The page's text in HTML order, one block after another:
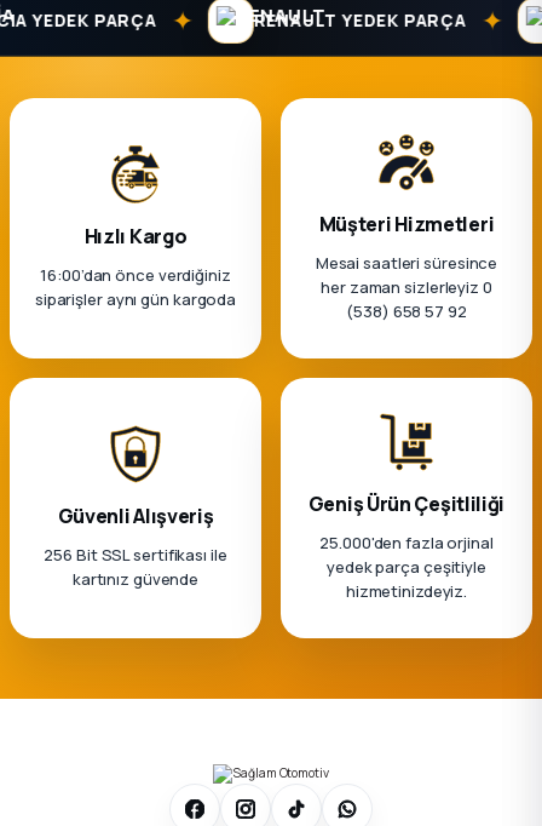
YEDEK PARÇA ✦ RENAULT YEDEK PARÇA ✦
Hızlı Kargo
16:00’dan önce verdiğiniz
siparişler aynı gün kargoda
Müşteri Hizmetleri
Mesai saatleri süresince
her zaman sizlerleyiz 0
(538) 658 57 92
Güvenli Alışveriş
256 Bit SSL sertifikası ile
kartınız güvende
Geniş Ürün Çeşitliliği
25.000'den fazla orjinal
yedek parça çeşitiyle
hizmetinizdeyiz.